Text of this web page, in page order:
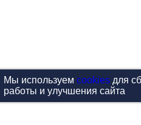
Мы используем cookiesдля
работы и улучшения сайта